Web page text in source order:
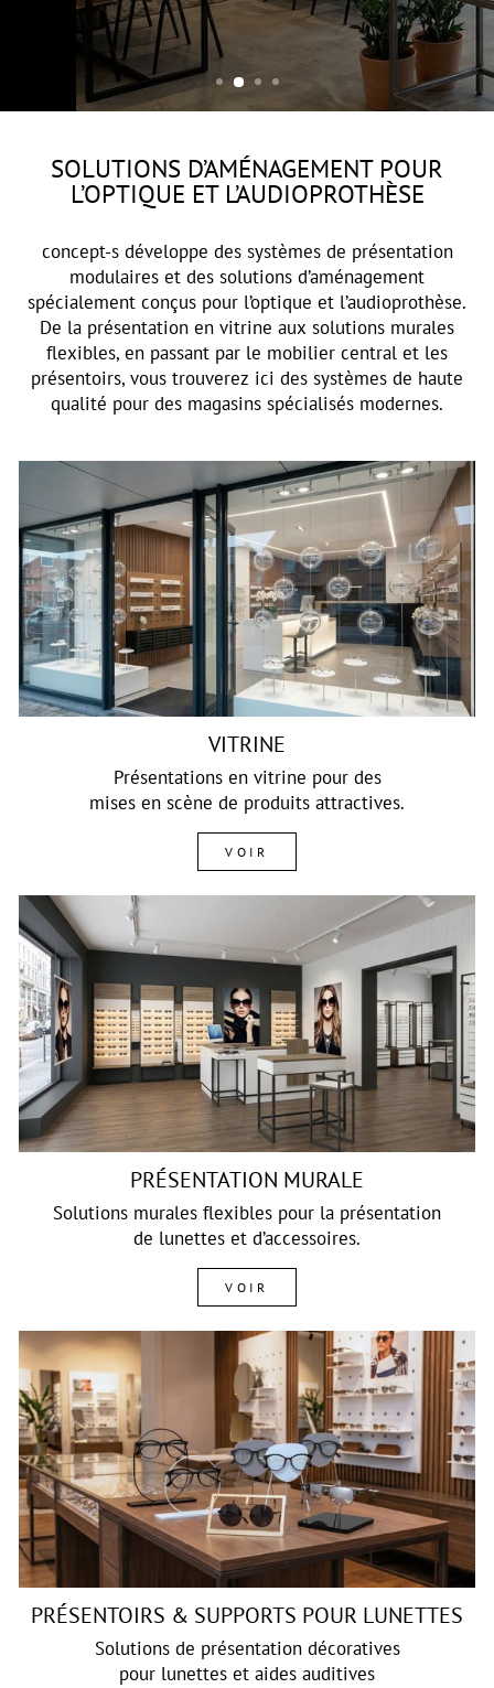
OPTIK & AKUSTIK
SOLUTIONS D’AMÉNAGEMENT POUR
L’OPTIQUE ET L’AUDIOPROTHÈSE
concept-s développe des systèmes de présentation
modulaires et des solutions d’aménagement
spécialement conçus pour l’optique et l’audioprothèse.
De la présentation en vitrine aux solutions murales
flexibles, en passant par le mobilier central et les
présentoirs, vous trouverez ici des systèmes de haute
qualité pour des magasins spécialisés modernes.
VITRINE
Présentations en vitrine pour des
mises en scène de produits attractives.
VOIR
PRÉSENTATION MURALE
Solutions murales flexibles pour la présentation
de lunettes et d’accessoires.
VOIR
PRÉSENTOIRS & SUPPORTS POUR LUNETTES
Solutions de présentation décoratives
pour lunettes et aides auditives